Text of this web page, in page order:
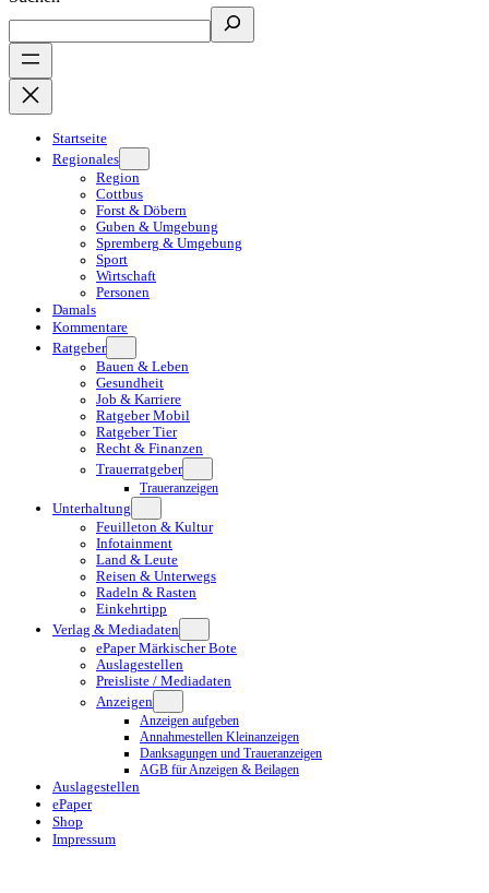
Startseite
Regionales
Region
Cottbus
Forst & Döbern
Guben & Umgebung
Spremberg & Umgebung
Sport
Wirtschaft
Personen
Damals
Kommentare
Ratgeber
Bauen & Leben
Gesundheit
Job & Karriere
Ratgeber Mobil
Ratgeber Tier
Recht & Finanzen
Trauerratgeber
Traueranzeigen
Unterhaltung
Feuilleton & Kultur
Infotainment
Land & Leute
Reisen & Unterwegs
Radeln & Rasten
Einkehrtipp
Verlag & Mediadaten
ePaper Märkischer Bote
Auslagestellen
Preisliste / Mediadaten
Anzeigen
Anzeigen aufgeben
Annahmestellen Kleinanzeigen
Danksagungen und Traueranzeigen
AGB für Anzeigen & Beilagen
Auslagestellen
ePaper
Shop
Impressum